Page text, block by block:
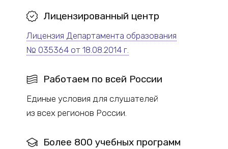
Лицензированный центр
Лицензия Департамента образования
№ 035364 от 18.08.2014 г.
Работаем по всей России
Единые условия для слушателей
из всех регионов России.
Более 800 учебных программ